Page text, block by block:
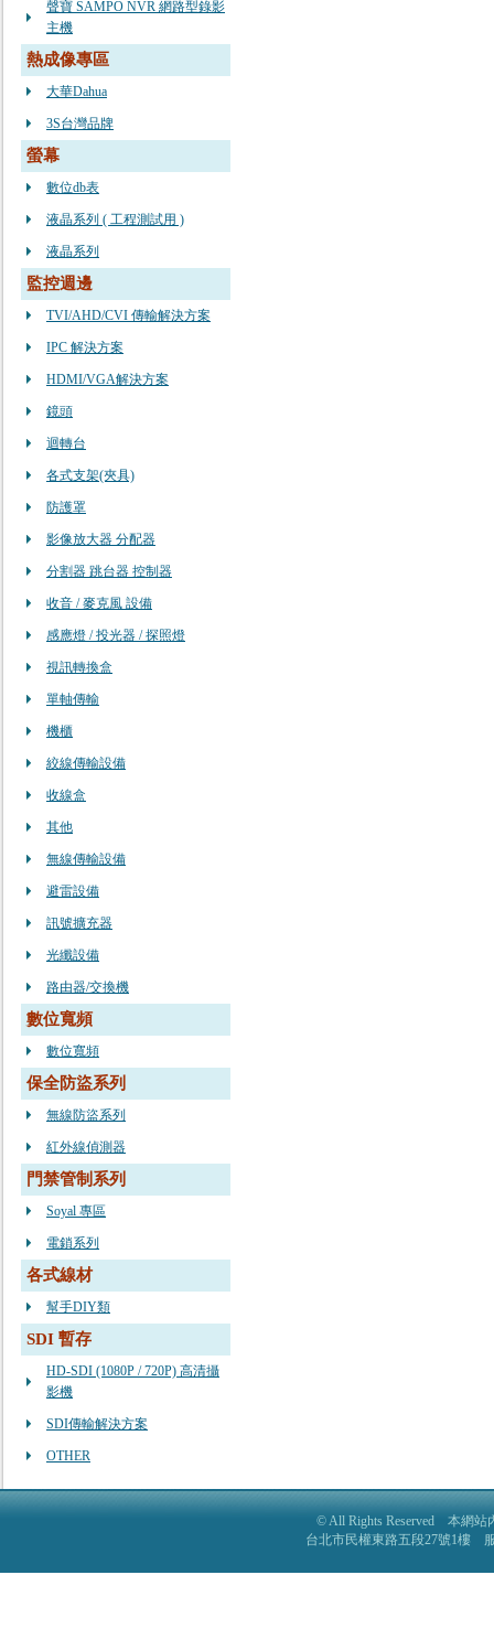
聲寶 SAMPO NVR 網路型錄影
主機
熱成像專區
大華Dahua
3S台灣品牌
螢幕
數位db表
液晶系列 ( 工程測試用 )
液晶系列
監控週邊
TVI/AHD/CVI 傳輸解決方案
IPC 解決方案
HDMI/VGA解決方案
鏡頭
迴轉台
各式支架(夾具)
防護罩
影像放大器 分配器
分割器 跳台器 控制器
收音 / 麥克風 設備
感應燈 / 投光器 / 探照燈
視訊轉換盒
單軸傳輸
機櫃
絞線傳輸設備
收線盒
其他
無線傳輸設備
避雷設備
訊號擴充器
光纖設備
路由器/交換機
數位寬頻
數位寬頻
保全防盜系列
無線防盜系列
紅外線偵測器
門禁管制系列
Soyal 專區
電鎖系列
各式線材
幫手DIY類
SDI 暫存
HD-SDI (1080P / 720P) 高清攝
影機
SDI傳輸解決方案
OTHER
© All Rights Reserved 本網站
台北市民權東路五段27號1樓